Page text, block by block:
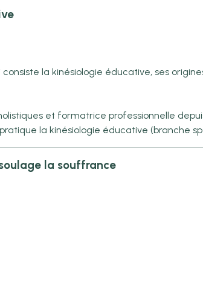
la kinésiologie éducative, ses
et formatrice professionnelle
la kinésiologie éducative (branche
la souffrance